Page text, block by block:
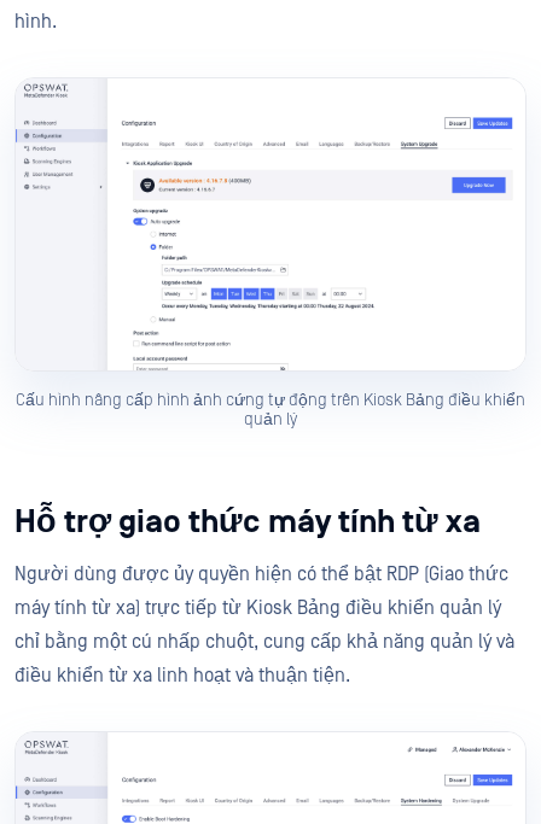
hình.
Cấu hình nâng cấp hình ảnh cứng tự động trên Kiosk Bảng điều khiển
quản lý
Hỗ trợ giao thức máy tính từ xa
Người dùng được ủy quyền hiện có thể bật RDP (Giao thức
máy tính từ xa) trực tiếp từ Kiosk Bảng điều khiển quản lý
chỉ bằng một cú nhấp chuột, cung cấp khả năng quản lý và
điều khiển từ xa linh hoạt và thuận tiện.